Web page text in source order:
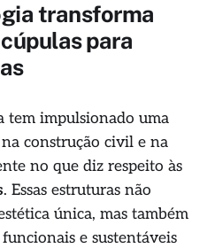
transforma
para
tem impulsionado uma
construção civil e na
no que diz respeito às
. Essas estruturas não
única, mas também
e sustentáveis